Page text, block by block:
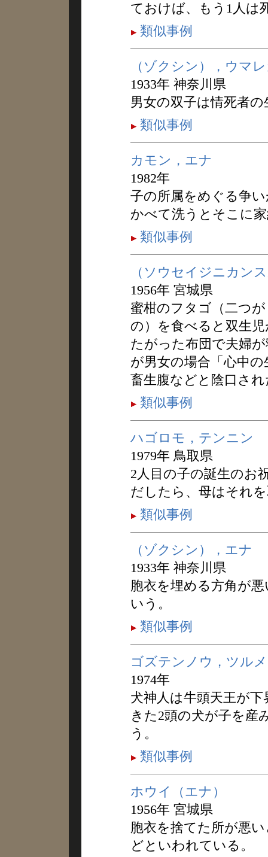
ておけば、もう1人は
類似事例
（ゾクシン），ウマ
1933年 神奈川県
男女の双子は情死者
類似事例
カモン，エナ
1982年
子の所属をめぐる争
かべて洗うとそこに
類似事例
（ソウセイジニカン
1956年 宮城県
蜜柑のフタゴ（二つ
の）を食べると双生
たがった布団で夫婦
が男女の場合「心中
畜生腹などと陰口さ
類似事例
ハゴロモ，テンニン
1979年 鳥取県
2人目の子の誕生のお
だしたら、母はそれ
類似事例
（ゾクシン），エナ
1933年 神奈川県
胞衣を埋める方角が
いう。
類似事例
ゴズテンノウ，ツル
1974年
犬神人は牛頭天王が
きた2頭の犬が子を産
う。
類似事例
ホウイ（エナ）
1956年 宮城県
胞衣を捨てた所が悪
どといわれている。